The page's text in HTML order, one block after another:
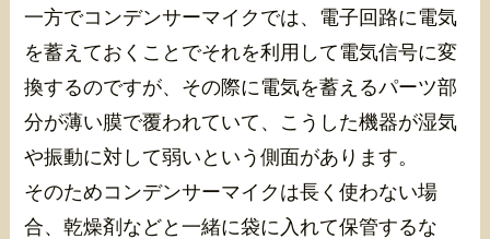
一方でコンデンサーマイクでは、電子回路に電気
を蓄えておくことでそれを利用して電気信号に変
換するのですが、その際に電気を蓄えるパーツ部
分が薄い膜で覆われていて、こうした機器が湿気
や振動に対して弱いという側面があります。
そのためコンデンサーマイクは長く使わない場
合、乾燥剤などと一緒に袋に入れて保管するな